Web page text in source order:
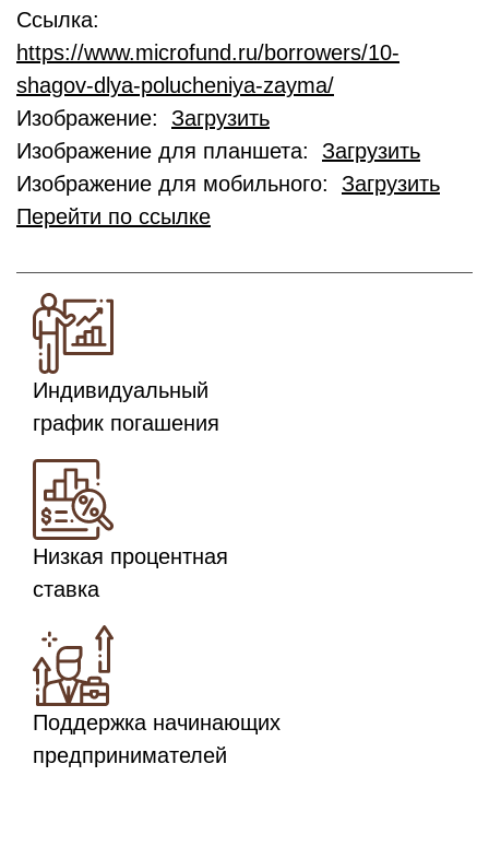
Ссылка:
https://www.microfund.ru/borrowers/10-
shagov-dlya-polucheniya-zayma/
Изображение: Загрузить
Изображение для планшета: Загрузить
Изображение для мобильного: Загрузить
Перейти по ссылке
Индивидуальный
график погашения
Низкая процентная
ставка
Поддержка начинающих
предпринимателей